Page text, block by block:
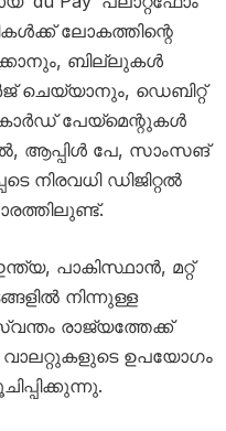
ലോകത്തിന്റെ
ബില്ലുകൾ
ചെയ്യാനും, ഡെബിറ്റ്
പേയ്മെന്റുകൾ
ആപ്പിൾ പേ, സാംസങ്
നിരവധി ഡിജിറ്റൽ
പാകിസ്ഥാൻ, മറ്റ്
നിന്നുള്ള
രാജ്യത്തേക്ക്
വാലറ്റുകളുടെ ഉപയോഗം